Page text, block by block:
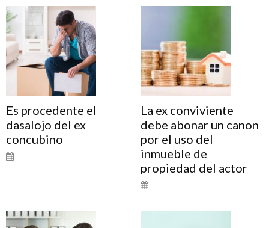
Es procedente el
dasalojo del ex
concubino
La ex conviviente
debe abonar un canon
por el uso del
inmueble de
propiedad del actor